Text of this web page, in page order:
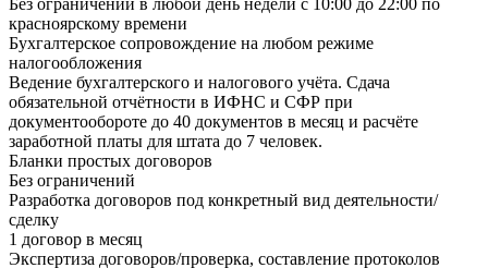
красноярскому времени
Бухгалтерское сопровождение на любом режиме
налогообложения
Ведение бухгалтерского и налогового учёта. Сдача
обязательной отчётности в ИФНС и СФР при
документообороте до 40 документов в месяц и расчёте
заработной платы для штата до 7 человек.
Бланки простых договоров
Без ограничений
Разработка договоров под конкретный вид деятельности/
сделку
1 договор в месяц
Экспертиза договоров/проверка, составление протоколов